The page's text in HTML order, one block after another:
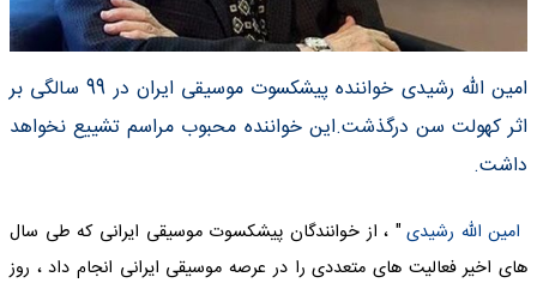
امین الله رشیدی خواننده پیشکسوت موسیقی ایران در 99 سالگی بر
اثر کهولت سن درگذشت.این خواننده محبوب مراسم تشییع نخواهد
داشت.
امین الله رشیدی " ، از خوانندگان پیشکسوت موسیقی ایرانی که طی سال‌
های اخیر فعالیت‌ های متعددی را در عرصه موسیقی ایرانی انجام داد ، روز